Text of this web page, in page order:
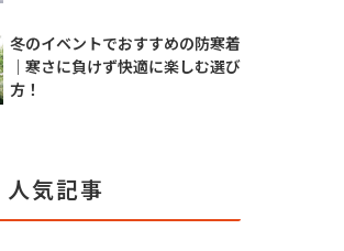
冬のイベントでおすすめの防寒着
｜寒さに負けず快適に楽しむ選び
方！
人気記事